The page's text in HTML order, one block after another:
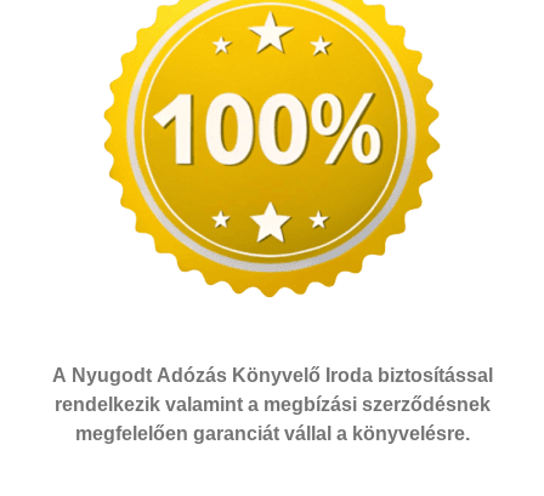
A Nyugodt Adózás Könyvelő Iroda biztosítással
rendelkezik valamint a megbízási szerződésnek
megfelelően garanciát vállal a könyvelésre.